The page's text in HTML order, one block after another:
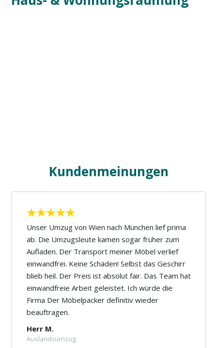
Kundenmeinungen
Unser Umzug von Wien nach München lief prima
ab. Die Umzugsleute kamen sogar früher zum
Aufladen. Der Transport meiner Möbel verlief
einwandfrei. Keine Schäden! Selbst das Geschirr
blieb heil. Der Preis ist absolut fair. Das Team hat
einwandfreie Arbeit geleistet. Ich würde die
Firma Der Möbelpacker definitiv wieder
beauftragen.
Herr M.
Auslandsumzug